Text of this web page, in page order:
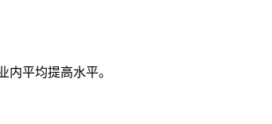
平均提高水平。